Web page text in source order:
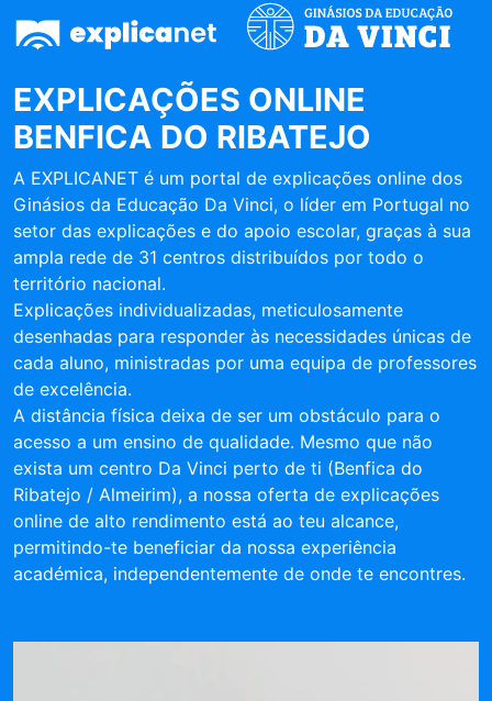
EXPLICAÇÕES ONLINE
BENFICA DO RIBATEJO
A EXPLICANET é um portal de explicações online dos
Ginásios da Educação Da Vinci, o líder em Portugal no
setor das explicações e do apoio escolar, graças à sua
ampla rede de 31 centros distribuídos por todo o
território nacional.
Explicações individualizadas, meticulosamente
desenhadas para responder às necessidades únicas de
cada aluno, ministradas por uma equipa de professores
de excelência.
A distância física deixa de ser um obstáculo para o
acesso a um ensino de qualidade. Mesmo que não
exista um centro Da Vinci perto de ti (Benfica do
Ribatejo / Almeirim), a nossa oferta de explicações
online de alto rendimento está ao teu alcance,
permitindo-te beneficiar da nossa experiência
académica, independentemente de onde te encontres.